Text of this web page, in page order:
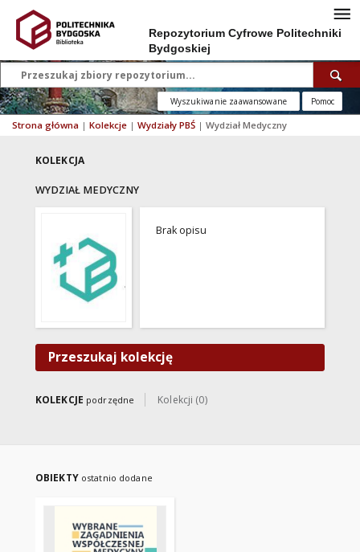
Repozytorium Cyfrowe Politechniki
Bydgoskiej
Wyszukiwanie zaawansowane Pomoc
Strona główna | Kolekcje | Wydziały PBŚ | Wydział Medyczny
KOLEKCJA
WYDZIAŁ MEDYCZNY
Brak opisu
Przeszukaj kolekcję
KOLEKCJE podrzędne Kolekcji (0)
OBIEKTY ostatnio dodane